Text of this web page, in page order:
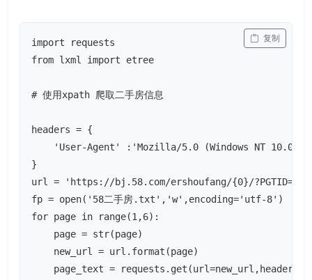
import requests
from lxml import etree
# 使用xpath 爬取二手房信息
headers = {
'User-Agent' :'Mozilla/5.0 (Windows NT 10.0;
}
url = 'https://bj.58.com/ershoufang/{0}/
fp = open('58二手房.txt','w',encoding='utf-8')
for page in range(1,6):
page = str(page)
new_url = url.format(page)
page_text =
复制